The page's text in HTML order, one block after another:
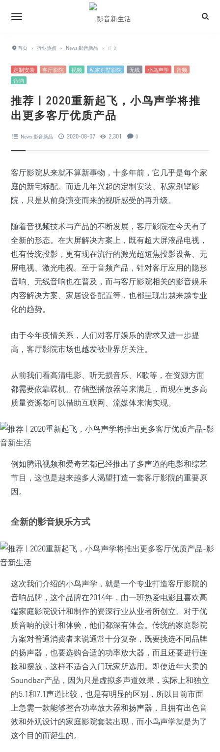
首页 › 行业热点 › News 影音新品 › 正文
定制安装 客厅影院 视频 私家别墅影院 无线 小鸟声学
音频
音响
推荐 | 2020重新起飞，小鸟声学将推
出更多客厅优质产品
News 影音新品 2020-08-07 2,301 0
客厅影院从来就不算新事物，十多年前，它几乎是每个家
庭的新宅标配。而近几年兴起的定制安装、私家别墅影
院，只是从前身演变而来的视听感受的再升级。
随着音视频技术与产品的不断发展，客厅影院在今天有了
全新的形态。在大屏解决方案上，既有超大屏液晶电视，
也有传统投影，更有现在流行的激光超短焦投影设备、无
屏电视、激光电视。至于音频产品，针对客厅应用的隐形
音响、无线音响也在普及，而与客厅影院相关的影音娱乐
内容解决方案、家居设备配置等，也都呈现出越来越专业
化的趋势。
由于今年疫情关系，人们对客厅娱乐的需求又进一步提
高，客厅影院市场也越发被业界所关注。
从前我们看高清电影、听无损音乐、K歌等，在资源方面
都需要依靠碟机、存储型播放器等来满足，而现在更多高
质量资源都可以借助互联网、流媒体来满实现。
例如腾讯视频和爱奇艺都已经推出了多声道的电影和综艺
节目，这也是越来越多人渴望打造一套客厅影院的重要原
因。
全新的影音娱乐方式
这次我们介绍的小鸟声学，就是一个专业打造客厅影院的
音响品牌，这个品牌在2014年，由一班热爱电影且喜欢高
端家庭影院设计和制作的资深行业从业者所创立。对于优
质音响的设计和体验，他们都深有体会。传统的家庭影院
方案对普通消费者来说通常十分复杂，既要挑选不同品牌
的扬声器，也要选购合适的功率放大器，而且还要进行连
接和摆放，这样不适合入门玩家所选用。即使近年大卖的
Soundbar产品，因为只是虚拟多声道效果，实际上和独立
的5.1和7.1声道比较，也是有明显的区别，所以目前市面
上急需一款能够整合功率放大器和扬声器，且拥有出色音
效和外观设计的家庭影院套装出现，而小鸟声学就是为了
这个目的而诞生的。